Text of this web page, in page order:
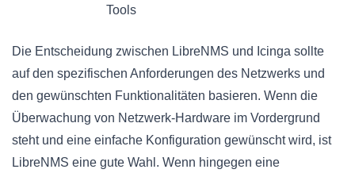
Tools
Die Entscheidung zwischen LibreNMS und Icinga sollte
auf den spezifischen Anforderungen des Netzwerks und
den gewünschten Funktionalitäten basieren. Wenn die
Überwachung von Netzwerk-Hardware im Vordergrund
steht und eine einfache Konfiguration gewünscht wird, ist
LibreNMS eine gute Wahl. Wenn hingegen eine